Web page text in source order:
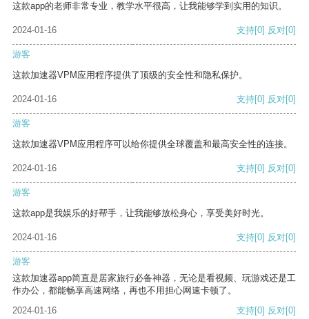
这款app的老师非常专业，教学水平很高，让我能够学到实用的知识。
2024-01-16 支持[0] 反对[0]
游客
这款加速器VPM应用程序提供了顶级的安全性和隐私保护。
2024-01-16 支持[0] 反对[0]
游客
这款加速器VPM应用程序可以给你提供全球覆盖和最高安全性的连接。
2024-01-16 支持[0] 反对[0]
游客
这款app是我娱乐的好帮手，让我能够放松身心，享受美好时光。
2024-01-16 支持[0] 反对[0]
游客
这款加速器app简直是居家旅行必备神器，无论是看视频、玩游戏还是工
作办公，都能畅享高速网络，再也不用担心网速卡顿了。
2024-01-16
支持[0] 反对[0]